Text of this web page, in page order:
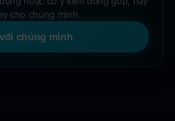
cho chúng mình.
chúng mình